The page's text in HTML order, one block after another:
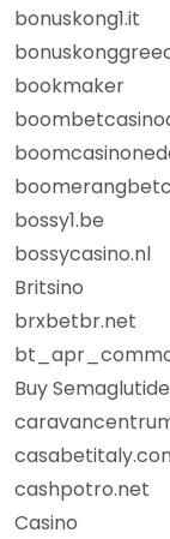
bonuskong1.it
bookmaker
bossy1.be
bossycasino.nl
Britsino
brxbetbr.net
Buy Semaglutide
cashpotro.net
Casino